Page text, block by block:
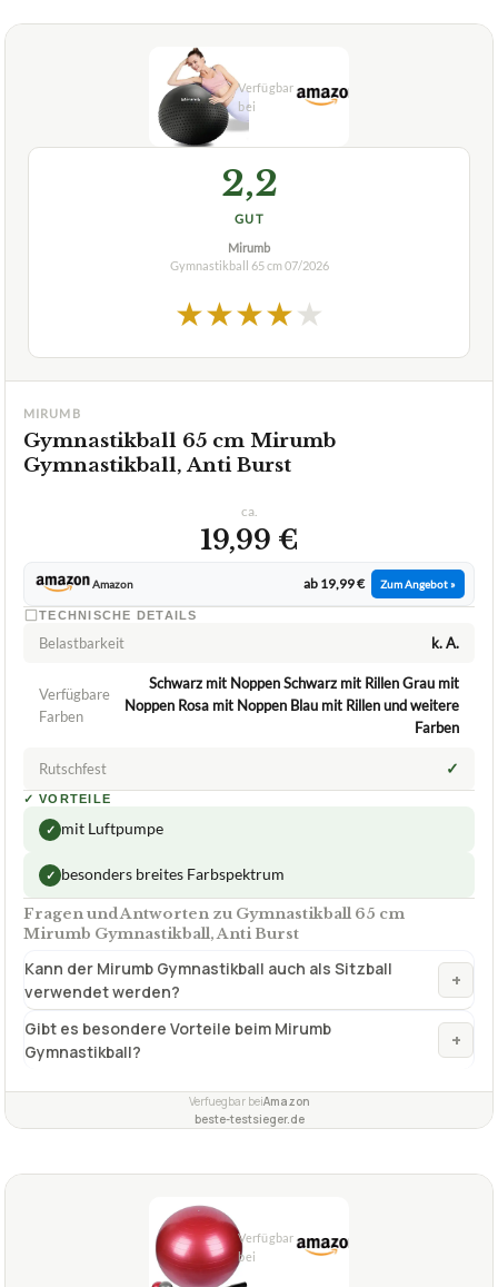
2,2
GUT
Mirumb
Gymnastikball 65 cm07/2026
★★★★★
MIRUMB
Gymnastikball 65 cm Mirumb
Gymnastikball, Anti Burst
ca.
19,99 €
Amazon ab 19,99 € Zum Angebot »
TECHNISCHE DETAILS
Belastbarkeit k. A.
Verfügbare
Farben
Schwarz mit Noppen Schwarz mit Rillen Grau mit
Noppen Rosa mit Noppen Blau mit Rillen und weitere
Farben
Rutschfest ✓
✓ VORTEILE
✓ mit Luftpumpe
✓ besonders breites Farbspektrum
Fragen und Antworten zu Gymnastikball 65 cm
Mirumb Gymnastikball, Anti Burst
Kann der Mirumb Gymnastikball auch als Sitzball
verwendet werden?
+
Gibt es besondere Vorteile beim Mirumb
Gymnastikball?
+
Verfuegbar beiAmazon
beste-testsieger.de